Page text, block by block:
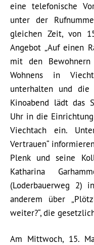
eine telefonische
unter der
gleichen Zeit, von
Angebot „Auf einen
mit den Bewohnern
Wohnens in
unterhalten und die
Kinoabend lädt das
Uhr in die
Viechtach ein.
Vertrauen“
Plenk und seine
Katharina
(Loderbauerweg 2)
anderem über
weiter?“, die
Am Mittwoch, 15.